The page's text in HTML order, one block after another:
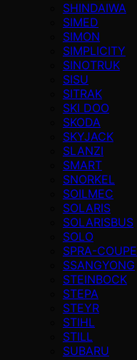
SHINDAIWA
SIMED
SIMON
SIMPLICITY
SINOTRUK
SISU
SITRAK
SKI DOO
SKODA
SKYJACK
SLANZI
SMART
SNORKEL
SOILMEC
SOLARIS
SOLARISBUS
SOLO
SPRA-COUPE
SSANGYONG
STEINBOCK
STEPA
STEYR
STIHL
STILL
SUBARU